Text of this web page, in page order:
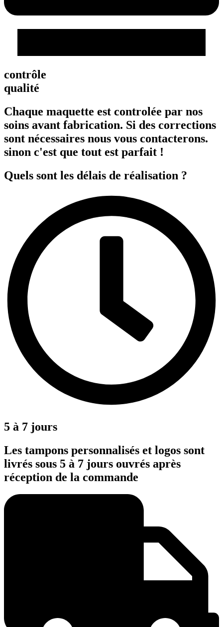
contrôle
qualité
Chaque maquette est controlée par nos
soins avant fabrication. Si des corrections
sont nécessaires nous vous contacterons.
sinon c'est que tout est parfait !
Quels sont les délais de réalisation ?
5 à 7 jours
Les tampons personnalisés et logos sont
livrés sous 5 à 7 jours ouvrés après
réception de la commande